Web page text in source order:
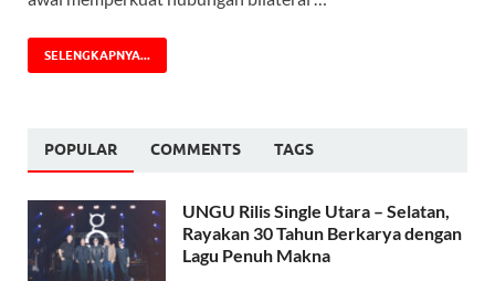
SELENGKAPNYA...
POPULAR COMMENTS TAGS
UNGU Rilis Single Utara – Selatan,
Rayakan 30 Tahun Berkarya dengan
Lagu Penuh Makna